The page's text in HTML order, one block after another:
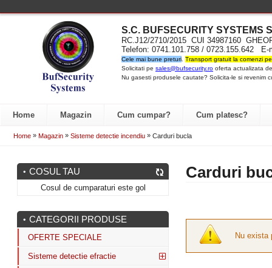
S.C. BUFSECURITY SYSTEMS
RC.J12/2710/2015 CUI 34987160
Telefon: 0741.101.758 / 0723.155.642
Cele mai bune preturi Transport gratuit la comenzi
Solicitati pe sales@bufsecurity.ro oferta actualizata
Nu gasesti produsele cautate? Solicita-le si revenim
Home Magazin Cum cumpar? Cum platesc?
Home » Magazin » Sisteme detectie incendiu » Carduri bucla
Carduri
Nu exista
COSUL TAU
Cosul de cumparaturi este gol
CATEGORII PRODUSE
OFERTE SPECIALE
Sisteme detectie efractie